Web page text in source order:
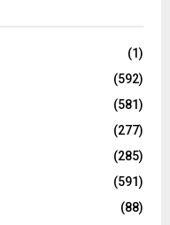
(1)
(592)
(581)
(277)
(285)
(591)
(88)